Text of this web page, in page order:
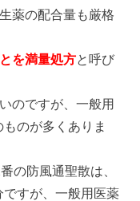
薬の配合量も厳格
を満量処方と呼び
のですが、一般用
のが多くありま
の防風通聖散は、
すが、一般用医薬